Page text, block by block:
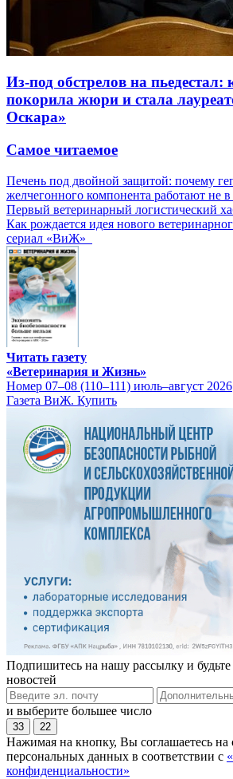
Из-под обстрелов на
покорила жюри и стала
Оскара»
Самое читаемое
Печень под двойной защитой: почему
желчегонного компонента работают не
Первый ветеринарный логистический
Как рождается идея нового
сериал «ВиЖ»
Читать газету
«Ветеринария и Жизнь»
Номер 07–08 (110–111) июль–август 2026
Газета ВиЖ. Купить
Подпишитесь на нашу рассылку и будьте
новостей
и выберите большее число
33 22
Нажимая на кнопку, Вы соглашаетесь на
персональных данных в соответствии с
конфиденциальности»